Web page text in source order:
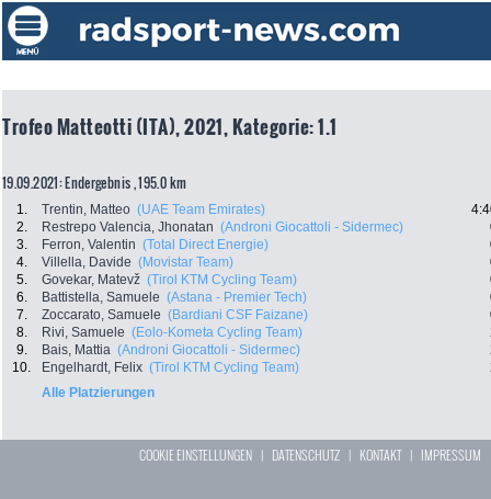
Trofeo Matteotti (ITA), 2021, Kategorie: 1.1
19.09.2021: Endergebnis , 195.0 km
1. Trentin, Matteo (UAE Team Emirates)
2.
Restrepo Valencia, Jhonatan (Androni Giocattoli - Sidermec)
3.
Ferron, Valentin (Total Direct Energie)
4.
Villella, Davide (Movistar Team)
5.
Govekar, Matevž (Tirol KTM Cycling Team)
6.
Battistella, Samuele (Astana - Premier Tech)
7.
Zoccarato, Samuele (Bardiani CSF Faizane)
8.
Rivi, Samuele (Eolo-Kometa Cycling Team)
9.
Bais, Mattia (Androni Giocattoli - Sidermec)
10.
Engelhardt, Felix (Tirol KTM Cycling Team)
Alle Platzierungen
COOKIE EINSTELLUNGEN | DATENSCHUTZ | KONTAKT| IMPRESSUM